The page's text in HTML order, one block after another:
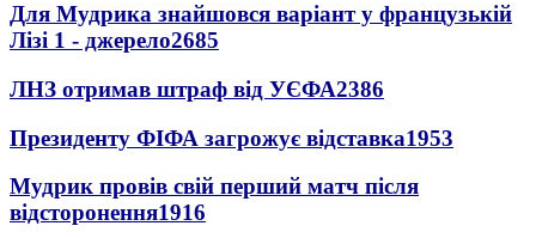
Для Мудрика знайшовся варіант у французькій
Лізі 1 - джерело2685
ЛНЗ отримав штраф від УЄФА2386
Президенту ФІФА загрожує відставка1953
Мудрик провів свій перший матч після
відсторонення1916